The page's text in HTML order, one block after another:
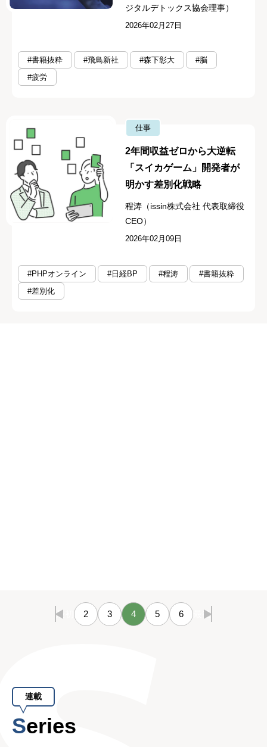
ジタルデトックス協会理事）
2026年02月27日
#書籍抜粋 #飛鳥新社 #森下彰大
#脳
#疲労
仕事
2年間収益ゼロから大逆転
「スイカゲーム」開発者が
明かす差別化戦略
程涛（issin株式会社 代表取締役
CEO）
2026年02月09日
#PHPオンライン #日経BP #程涛
#書籍抜粋
#差別化
最初 2 3 4 5 6 最後
連載
Series